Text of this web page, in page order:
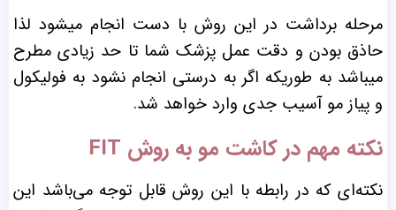
مرحله برداشت در این روش با دست انجام میشود لذا
حاذق بودن و دقت عمل پزشک شما تا حد زیادی مطرح
میباشد به طوریکه اگر به درستی انجام نشود به فولیکول
و پیاز مو آسیب جدی وارد خواهد شد.
نکته مهم در کاشت مو به روش FIT
نکته‌ای که در رابطه با این روش قابل توجه می‌باشد این